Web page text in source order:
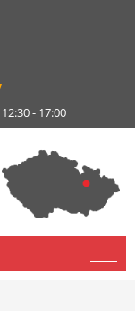
- 17:00